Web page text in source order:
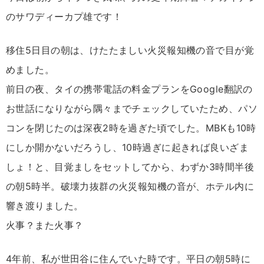
のサワディーカプ雄です！
移住5日目の朝は、けたたましい火災報知機の音で目が覚
めました。
前日の夜、タイの携帯電話の料金プランをGoogle翻訳の
お世話になりながら隅々までチェックしていたため、パソ
コンを閉じたのは深夜2時を過ぎた頃でした。MBKも10時
にしか開かないだろうし、10時過ぎに起きれば良いざま
しょ！と、目覚ましをセットしてから、わずか3時間半後
の朝5時半。破壊力抜群の火災報知機の音が、ホテル内に
響き渡りました。
火事？また火事？
4年前、私が世田谷に住んでいた時です。平日の朝5時に